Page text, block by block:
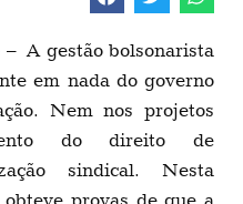
– A gestão bolsonarista
em nada do governo
Nem nos projetos
do direito de
sindical. Nesta